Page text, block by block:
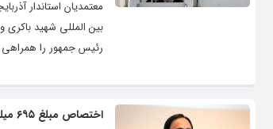
معتمدیان استاندار
بین المللی شهید باکری
رئیس جمهور را
اختصاص مبلغ ۶۹۵ میلیارد تومان به زلزله زدگان خوی